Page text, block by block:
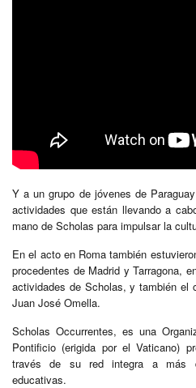
Y a un grupo de jóvenes de
actividades que están llevando a
mano de Scholas para impulsar la
En el acto en Roma también
procedentes de Madrid y Tarragona,
actividades de Scholas, y también el
Juan José Omella.
Scholas Occurrentes, es una
Pontificio (erigida por el Vaticano)
través de su red integra a más
educativas.